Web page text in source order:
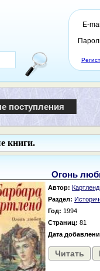
E-
поступления
книги.
Огонь
Автор:
Раздел:
Год: 1994
Страниц: 81
Дата
Читать